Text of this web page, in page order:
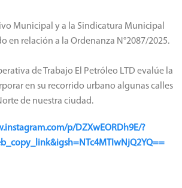
Municipal y a la Sindicatura Municipal
en relación a la Ordenanza N°2087/2025.
de Trabajo El Petróleo LTD evalúe la
en su recorrido urbano algunas calles
de nuestra ciudad.
p/DZXwEORDh9E/?